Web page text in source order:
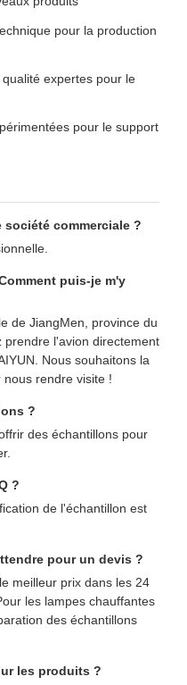
pour la production
expertes pour le
pour le support
commerciale ?
puis-je m'y
de JiangMen, province du
prendre l'avion directement
Nous souhaitons la
rendre visite !
?
des échantillons pour
?
de l'échantillon est
pour un devis ?
meilleur prix dans les 24
les lampes chauffantes
des échantillons
les produits ?